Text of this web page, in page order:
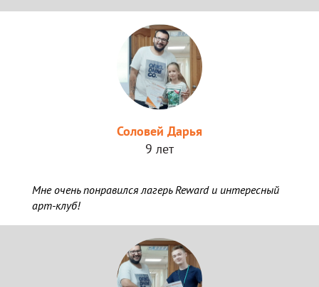
Соловей Дарья
9 лет
Мне очень понравился лагерь Reward и интересный
арт-клуб!